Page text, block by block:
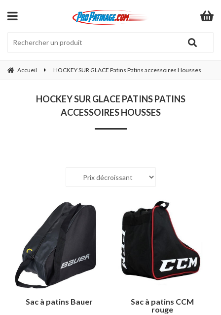
Accueil HOCKEY SUR GLACE Patins Patins accessoires Housses
HOCKEY SUR GLACE PATINS PATINS
ACCESSOIRES HOUSSES
Sac à patins Bauer
Sac à patins CCM
rouge